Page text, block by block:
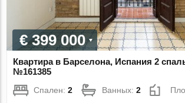
€ 399 000
Квартира в Барселона, Испания 2
№161385
Спален:2 Ванных:2